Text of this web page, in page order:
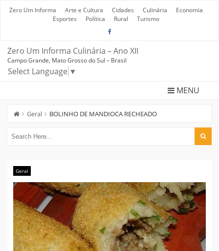
Zero Um Informa Arte e Cultura Cidades Culinária
Economia
Esportes
Política Rural Turismo
Zero Um Informa Culinária – Ano XII
Campo Grande, Mato Grosso do Sul – Brasil
Select Language ▼
MENU
Geral BOLINHO DE MANDIOCA RECHEADO
Geral